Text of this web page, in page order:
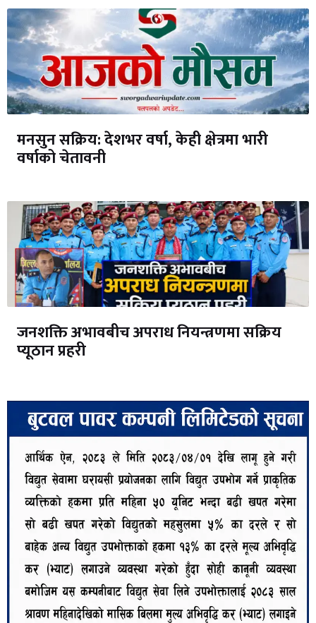
मनसुन सक्रिय: देशभर वर्षा, केही क्षेत्रमा भारी
वर्षाको चेतावनी
जनशक्ति अभावबीच अपराध नियन्त्रणमा सक्रिय
प्यूठान प्रहरी